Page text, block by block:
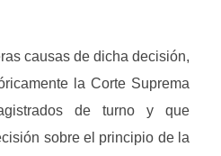
causas de dicha decisión,
la Corte Suprema
de turno y que
sobre el principio de la